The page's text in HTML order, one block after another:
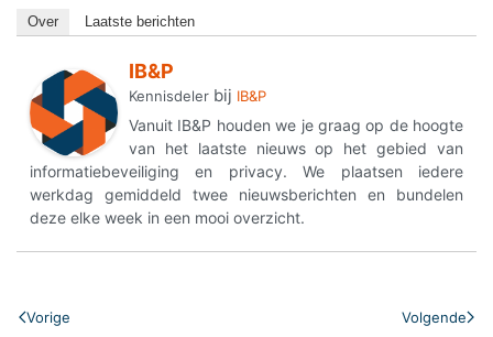
Over Laatste berichten
IB&P
Kennisdeler bij IB&P
Vanuit IB&P houden we je graag op de hoogte
van het laatste nieuws op het gebied van
informatiebeveiliging en privacy. We plaatsen iedere
werkdag gemiddeld twee nieuwsberichten en bundelen
deze elke week in een mooi overzicht.
Vorige Volgende